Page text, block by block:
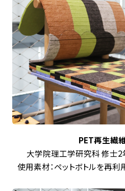
PET再生繊
大学院理工学研究科 修士2
使用素材：ペットボトルを再